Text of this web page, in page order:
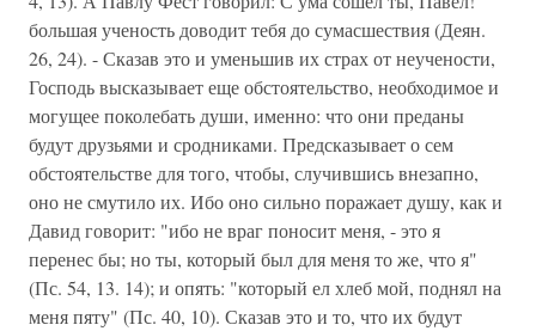
большая ученость доводит тебя до сумасшествия (Деян.
26, 24). - Сказав это и уменьшив их страх от неучености,
Господь высказывает еще обстоятельство, необходимое и
могущее поколебать души, именно: что они преданы
будут друзьями и сродниками. Предсказывает о сем
обстоятельстве для того, чтобы, случившись внезапно,
оно не смутило их. Ибо оно сильно поражает душу, как и
Давид говорит: "ибо не враг поносит меня, - это я
перенес бы; но ты, который был для меня то же, что я"
(Пс. 54, 13. 14); и опять: "который ел хлеб мой, поднял на
меня пяту" (Пс. 40, 10). Сказав это и то, что их будут